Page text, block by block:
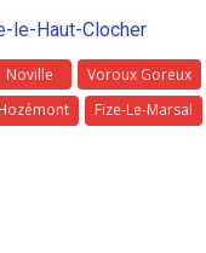
le-Haut-Clocher
Noville Voroux Goreux
Fize-Le-Marsal